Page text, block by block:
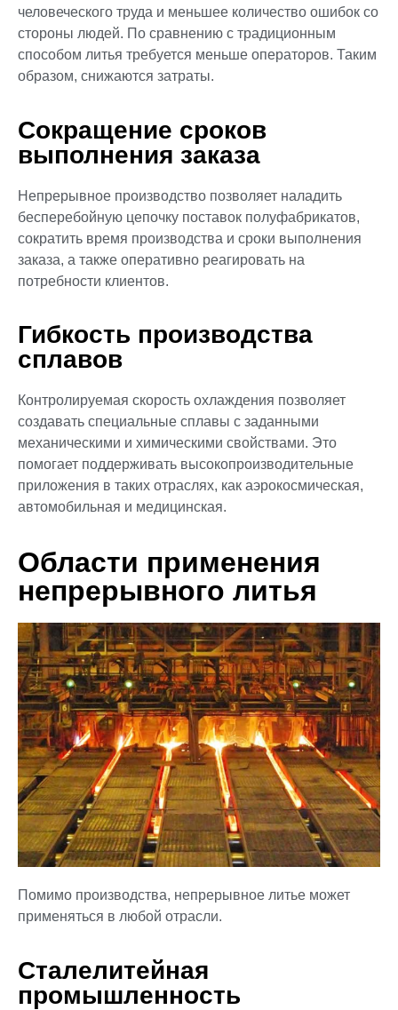
человеческого труда и меньшее количество ошибок со
стороны людей. По сравнению с традиционным
способом литья требуется меньше операторов. Таким
образом, снижаются затраты.
Сокращение сроков
выполнения заказа
Непрерывное производство позволяет наладить
бесперебойную цепочку поставок полуфабрикатов,
сократить время производства и сроки выполнения
заказа, а также оперативно реагировать на
потребности клиентов.
Гибкость производства
сплавов
Контролируемая скорость охлаждения позволяет
создавать специальные сплавы с заданными
механическими и химическими свойствами. Это
помогает поддерживать высокопроизводительные
приложения в таких отраслях, как аэрокосмическая,
автомобильная и медицинская.
Области применения
непрерывного литья
Помимо производства, непрерывное литье может
применяться в любой отрасли.
Сталелитейная
промышленность